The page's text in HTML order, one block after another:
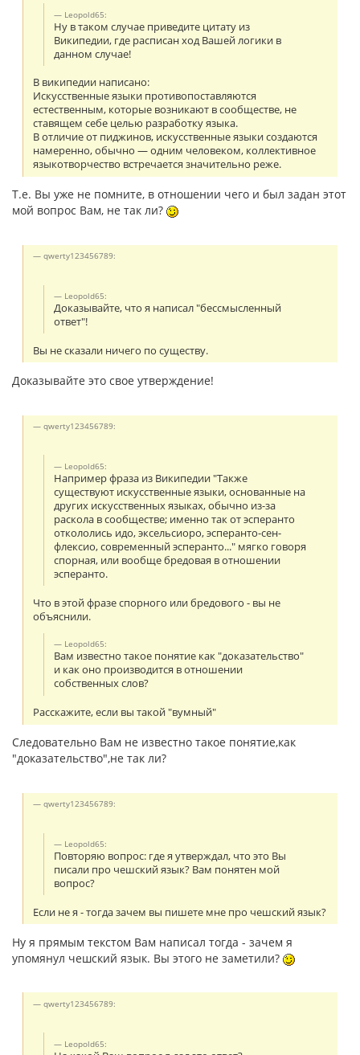
Leopold65:
Ну в таком случае приведите цитату из
Википедии, где расписан ход Вашей логики в
данном случае!
В википедии написано:
Искусственные языки противопоставляются
естественным, которые возникают в сообществе, не
ставящем себе целью разработку языка.
В отличие от пиджинов, искусственные языки создаются
намеренно, обычно — одним человеком, коллективное
языкотворчество встречается значительно реже.
Т.е. Вы уже не помните, в отношении чего и был задан этот
мой вопрос Вам, не так ли?
qwerty123456789:
Leopold65:
Доказывайте, что я написал "бессмысленный
ответ"!
Вы не сказали ничего по существу.
Доказывайте это свое утверждение!
qwerty123456789:
Leopold65:
Например фраза из Википедии "Также
существуют искусственные языки, основанные на
других искусственных языках, обычно из-за
раскола в сообществе; именно так от эсперанто
откололись идо, эксельсиоро, эсперанто-сен-
флексио, современный эсперанто..." мягко говоря
спорная, или вообще бредовая в отношении
эсперанто.
Что в этой фразе спорного или бредового - вы не
объяснили.
Leopold65:
Вам известно такое понятие как "доказательство"
и как оно производится в отношении
собственных слов?
Расскажите, если вы такой "вумный"
Следовательно Вам не известно такое понятие,как
"доказательство",не так ли?
qwerty123456789:
Leopold65:
Повторяю вопрос: где я утверждал, что это Вы
писали про чешский язык? Вам понятен мой
вопрос?
Если не я - тогда зачем вы пишете мне про чешский язык?
Ну я прямым текстом Вам написал тогда - зачем я
упомянул чешский язык. Вы этого не заметили?
qwerty123456789:
Leopold65: